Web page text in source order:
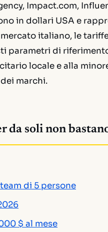
Impact.com,
in dollari USA e
italiano, le
parametri di
locale e alla
marchi.
da soli non
di 5 persone
$ al mese